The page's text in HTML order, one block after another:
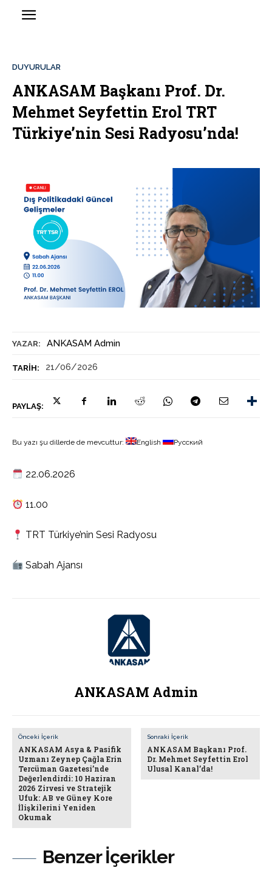
YAZAR: ANKASAM Admin
TARIH: 21/06/2026
PAYLAŞ:
DUYURULAR
ANKASAM Başkanı Prof. Dr.
Mehmet Seyfettin Erol TRT
Türkiye’nin Sesi Radyosu’nda!
Benzer İçerikler
Bu yazı şu dillerde de mevcuttur: English Русский
22.06.2026
11.00
TRT Türkiye’nin Sesi Radyosu
Sabah Ajansı
ANKASAM Admin
Önceki İçerik
ANKASAM Asya & Pasifik
Uzmanı Zeynep Çağla Erin
Tercüman Gazetesi’nde
Değerlendirdi: 10 Haziran
2026 Zirvesi ve Stratejik
Ufuk: AB ve Güney Kore
İlişkilerini Yeniden
Okumak
Sonraki İçerik
ANKASAM Başkanı Prof.
Dr. Mehmet Seyfettin Erol
Ulusal Kanal’da!